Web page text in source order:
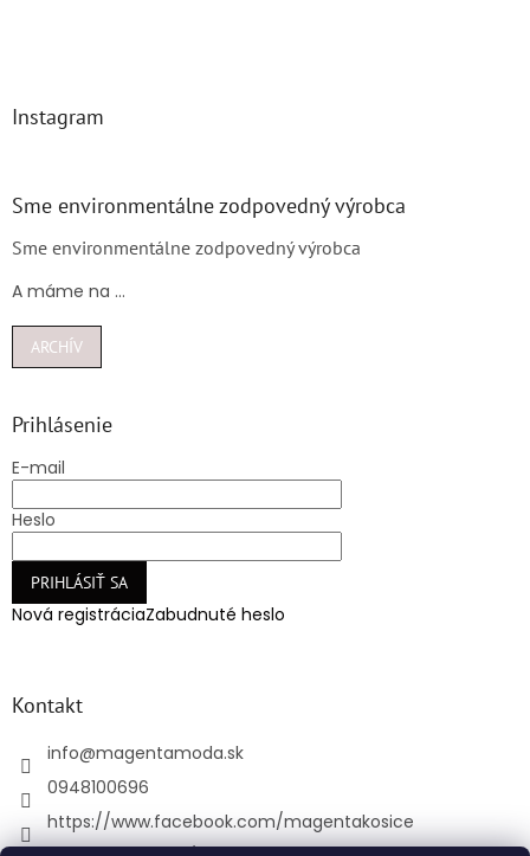
Instagram
Sme environmentálne zodpovedný výrobca
Sme environmentálne zodpovedný výrobca
A máme na ...
ARCHÍV
Prihlásenie
E-mail
Heslo
PRIHLÁSIŤ SA
Nová registráciaZabudnuté heslo
Kontakt
info@magentamoda.sk
0948100696
https://www.facebook.com/magentakosice